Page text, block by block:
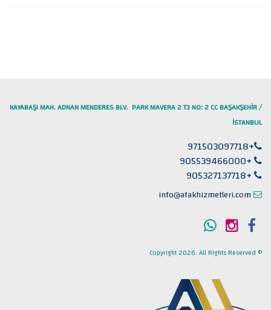
KAYABAŞI MAH. ADNAN MENDERES BLV. PARK MAVERA 2 T3 NO: 2 CC BAŞAKŞEHİR /
İSTANBUL
+971503097718
+905539466000
+905327137718
info@afakhizmetleri.com
© Copyright 2026. All Rights Reserved